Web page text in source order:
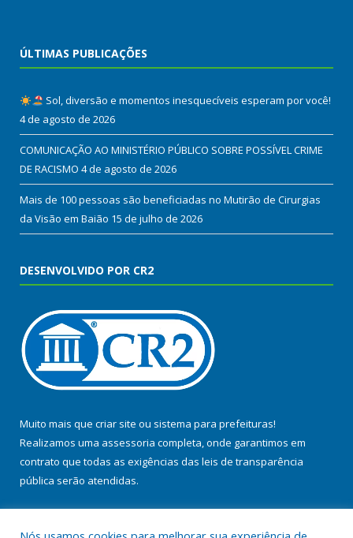
ÚLTIMAS PUBLICAÇÕES
Sol, diversão e momentos inesquecíveis esperam por você!
4 de agosto de 2026
COMUNICAÇÃO AO MINISTÉRIO PÚBLICO SOBRE POSSÍVEL CRIME
DE RACISMO 4 de agosto de 2026
Mais de 100 pessoas são beneficiadas no Mutirão de Cirurgias
da Visão em Baião 15 de julho de 2026
DESENVOLVIDO POR CR2
Muito mais que criar site ou sistema para prefeituras!
Realizamos uma assessoria completa, onde garantimos em
contrato que todas as exigências das leis de transparência
pública serão atendidas.